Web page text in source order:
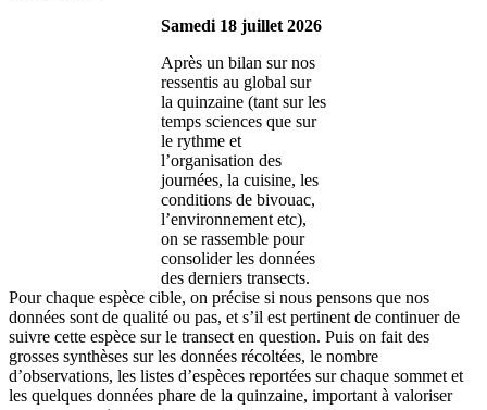
Samedi 18 juillet 2026
Après un bilan sur nos
ressentis au global sur
la quinzaine (tant sur les
temps sciences que sur
le rythme et
l’organisation des
journées, la cuisine, les
conditions de bivouac,
l’environnement etc),
on se rassemble pour
consolider les données
des derniers transects.
Pour chaque espèce cible, on précise si nous pensons que nos
données sont de qualité ou pas, et s’il est pertinent de continuer de
suivre cette espèce sur le transect en question. Puis on fait des
grosses synthèses sur les données récoltées, le nombre
d’observations, les listes d’espèces reportées sur chaque sommet et
les quelques données phare de la quinzaine, important à valoriser